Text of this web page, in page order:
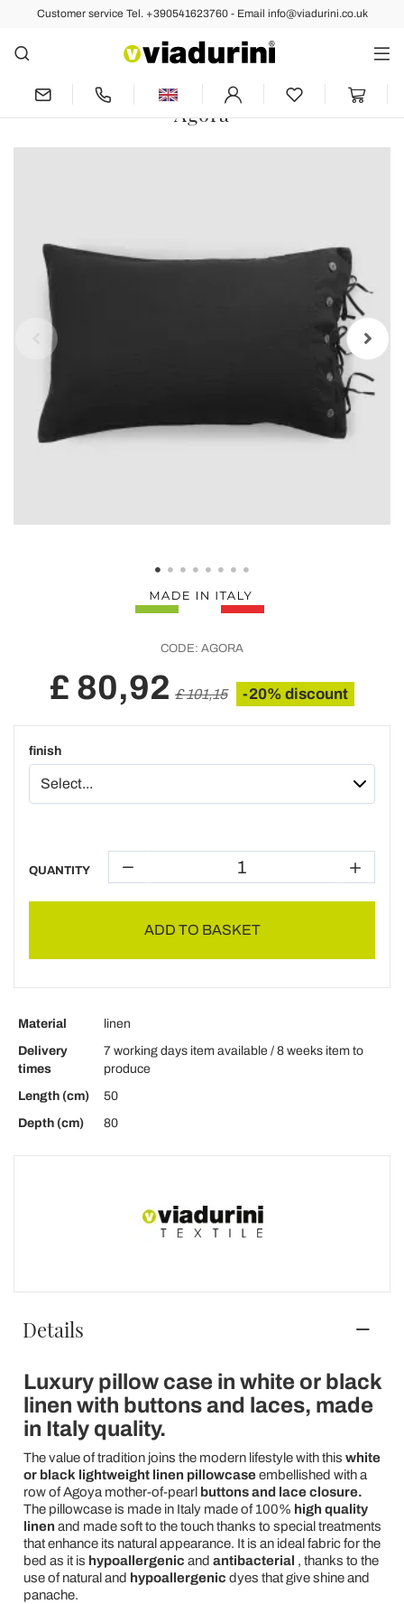
Customer service Tel. +390541623760 - Email info@viadurini.co.uk
Back Previous Next
Rectangular Pillowcase in White or
Black Linen with Buttons and Laces -
Agora
CODE: AGORA
£ 80,92 £ 101,15 -20% discount
finish
QUANTITY
ADD TO BASKET
Material
linen
Delivery
times
7 working days item available / 8 weeks item to
produce
Length (cm)
50
Depth (cm)
80
Details
Luxury pillow case in white or black
linen with buttons and laces, made
in Italy quality.
The value of tradition joins the modern lifestyle with this white
or black lightweight linen pillowcaseembellished with a
row of Agoya mother-of-pearl buttons and lace closure.
The pillowcase is made in Italy made of 100% high quality
linen and made soft to the touch thanks to special treatments
that enhance its natural appearance. It is an ideal fabric for the
bed as it is hypoallergenic and antibacterial , thanks to the
use of natural and hypoallergenic dyes that give shine and
panache.